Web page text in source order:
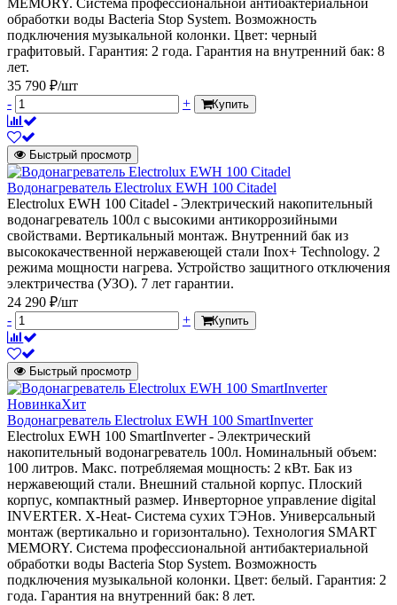
MEMORY. Система профессиональной антибактериальной
обработки воды Bacteria Stop System. Возможность
подключения музыкальной колонки. Цвет: черный
графитовый. Гарантия: 2 года. Гарантия на внутренний бак: 8
лет.
35 790 ₽/шт
-
+ Купить
Быстрый просмотр
Водонагреватель Electrolux EWH 100 Citadel
Electrolux EWH 100 Citadel - Электрический накопительный
водонагреватель 100л с высокими антикоррозийными
свойствами. Вертикальный монтаж. Внутренний бак из
высококачественной нержавеющей стали Inox+ Technology. 2
режима мощности нагрева. Устройство защитного отключения
электричества (УЗО). 7 лет гарантии.
24 290 ₽/шт
-
+ Купить
Быстрый просмотр
НовинкаХит
Водонагреватель Electrolux EWH 100 SmartInverter
Electrolux EWH 100 SmartInverter - Электрический
накопительный водонагреватель 100л. Номинальный объем:
100 литров. Макс. потребляемая мощность: 2 кВт. Бак из
нержавеющий стали. Внешний стальной корпус. Плоский
корпус, компактный размер. Инверторное управление digital
INVERTER. X-Heat- Система сухих ТЭНов. Универсальный
монтаж (вертикально и горизонтально). Технология SMART
MEMORY. Система профессиональной антибактериальной
обработки воды Bacteria Stop System. Возможность
подключения музыкальной колонки. Цвет: белый. Гарантия: 2
года. Гарантия на внутренний бак: 8 лет.